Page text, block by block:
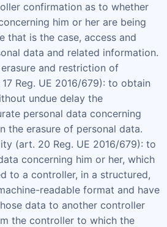
confirmation as to whether
him or her are being
that is the case, access and
data and related information.
and restriction of
Reg. UE 2016/679): to obtain
undue delay the
personal data concerning
the erasure of personal data.
(art. 20 Reg. UE 2016/679): to
concerning him or her, which
to a controller, in a structured,
readable format and have
data to another controller
the controller to which the